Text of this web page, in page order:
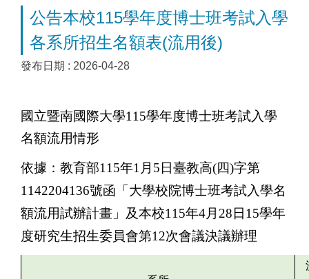
公告本校115學年度博士班考試入學
各系所招生名額表(流用後)
發布日期 : 2026-04-28
國立暨南國際大學115學年度博士班考試入學
名額流用情形
依據：教育部115年1月5日臺教高(四)字第
1142204136號函「大學校院博士班考試入學名
額流用試辦計畫」及本校115年4月28日15學年
度研究生招生委員會第12次會議決議辦理